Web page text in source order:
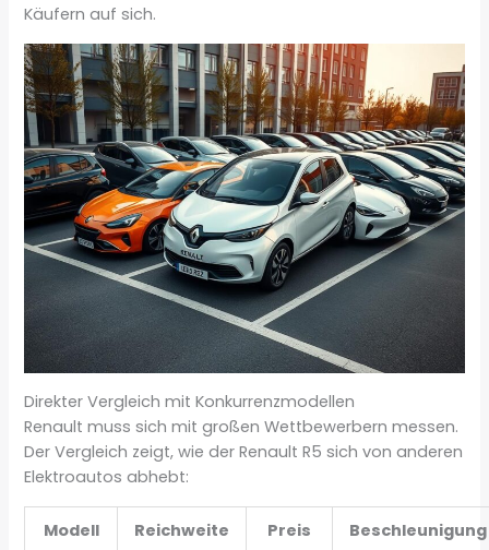
Käufern auf sich.
Direkter Vergleich mit Konkurrenzmodellen
Renault muss sich mit großen Wettbewerbern messen.
Der Vergleich zeigt, wie der Renault R5 sich von anderen
Elektroautos abhebt:
Modell Reichweite Preis Beschleunigung